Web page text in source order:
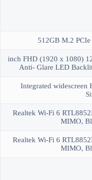
512GB M.2
15.6 inch FHD (1920 x
Anti- Glare LED
Integrated widescreen
Realtek Wi-Fi 6
MIMO,
Realtek Wi-Fi 6
MIMO,